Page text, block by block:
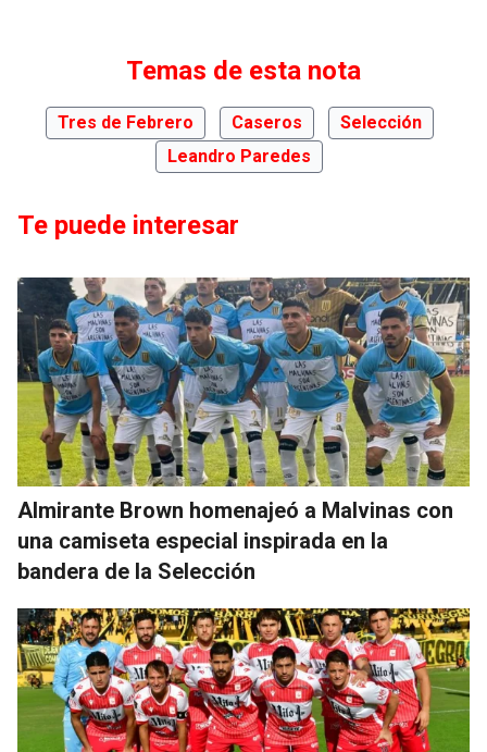
Temas de esta nota
Tres de Febrero Caseros
Selección
Leandro Paredes
Te puede interesar
Almirante Brown homenajeó a Malvinas con
una camiseta especial inspirada en la
bandera de la Selección